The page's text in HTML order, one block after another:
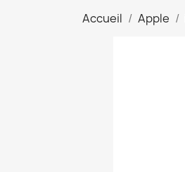
Accueil Apple